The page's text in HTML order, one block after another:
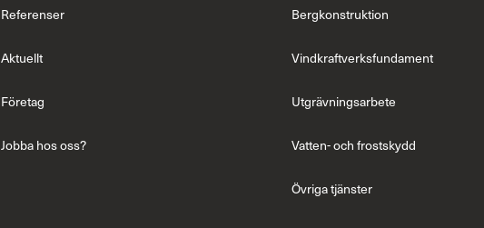
Referenser
Aktuellt
Företag
Jobba hos oss?
Bergkonstruktion
Vindkraftverksfundament
Utgrävningsarbete
Vatten- och frostskydd
Övriga tjänster